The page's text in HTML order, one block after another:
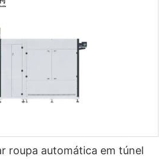
roupa automática em túnel